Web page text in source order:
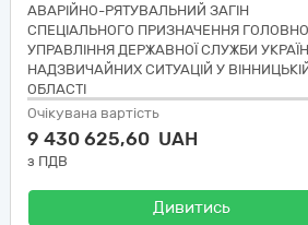
АВАРІЙНО-РЯТУВАЛЬНИЙ ЗАГІН
СПЕЦІАЛЬНОГО ПРИЗНАЧЕННЯ
УПРАВЛІННЯ ДЕРЖАВНОЇ СЛУЖБИ
НАДЗВИЧАЙНИХ СИТУАЦІЙ У
ОБЛАСТІ
Очікувана вартість
9 430 625,60 UAH
з ПДВ
Дивитись